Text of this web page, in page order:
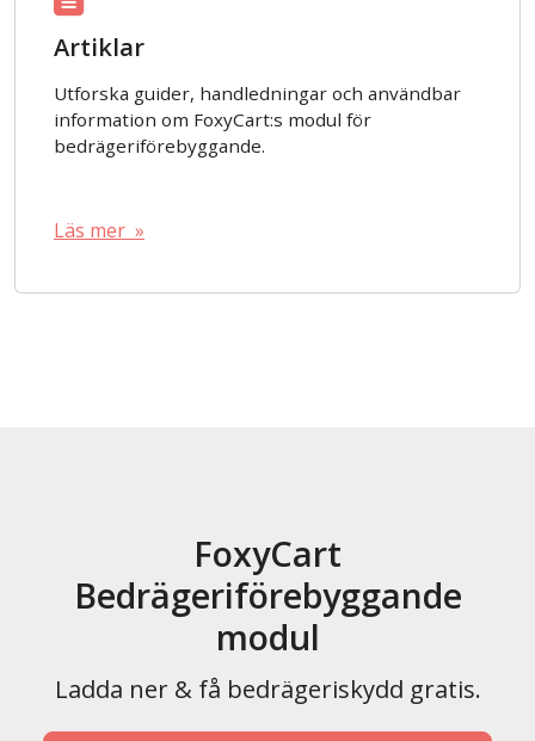
Artiklar
Utforska guider, handledningar och användbar
information om FoxyCart:s modul för
bedrägeriförebyggande.
Läs mer »
FoxyCart
Bedrägeriförebyggande
modul
Ladda ner & få bedrägeriskydd gratis.